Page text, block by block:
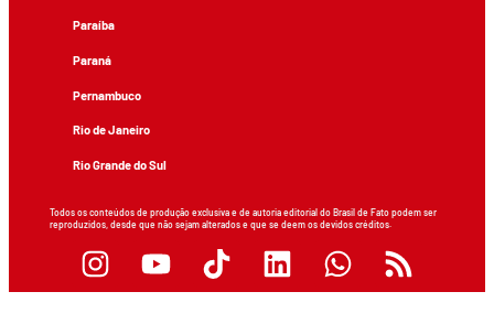
Paraíba
Paraná
Pernambuco
Rio de Janeiro
Rio Grande do Sul
Todos os conteúdos de produção exclusiva e de autoria editorial do Brasil de Fato podem ser
reproduzidos, desde que não sejam alterados e que se deem os devidos créditos.